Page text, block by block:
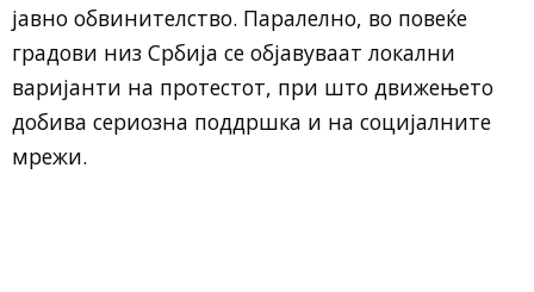
јавно обвинителство. Паралелно, во повеќе
градови низ Србија се објавуваат локални
варијанти на протестот, при што движењето
добива сериозна поддршка и на социјалните
мрежи.